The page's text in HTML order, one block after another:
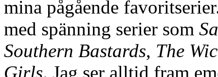
mina pågående
med spänning serier som
Southern Bastards, The
Girls. Jag ser alltid fram